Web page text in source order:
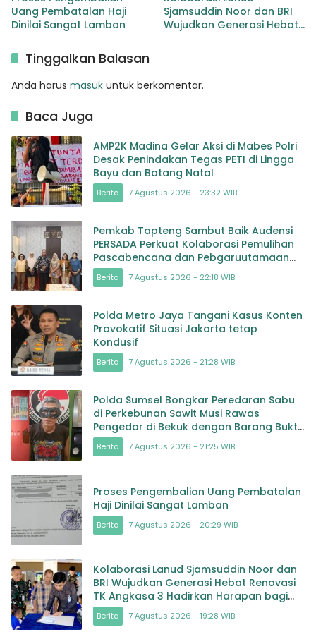
Uang Pembatalan Haji
Dinilai Sangat Lamban
Sjamsuddin Noor dan BRI
Wujudkan Generasi Hebat
Tinggalkan Balasan
Anda harus masuk untuk berkomentar.
Baca Juga
AMP2K Madina Gelar Aksi di Mabes Polri
Desak Penindakan Tegas PETI di Lingga
Bayu dan Batang Natal
Berita 7 Agustus 2026 - 23:32 WIB
Pemkab Tapteng Sambut Baik Audensi
PERSADA Perkuat Kolaborasi Pemulihan
Pascabencana dan Pebgaruutamaan
Inklusi
Berita 7 Agustus 2026 - 22:18 WIB
Polda Metro Jaya Tangani Kasus Konten
Provokatif Situasi Jakarta tetap
Kondusif
Berita 7 Agustus 2026 - 21:28 WIB
Polda Sumsel Bongkar Peredaran Sabu
di Perkebunan Sawit Musi Rawas
Pengedar di Bekuk dengan Barang Bukti
Sabu dan Timbangan
Berita 7 Agustus 2026 - 21:25 WIB
Proses Pengembalian Uang Pembatalan
Haji Dinilai Sangat Lamban
Berita 7 Agustus 2026 - 20:29 WIB
Kolaborasi Lanud Sjamsuddin Noor dan
BRI Wujudkan Generasi Hebat Renovasi
TK Angkasa 3 Hadirkan Harapan bagi
masa depan Bangsa
Berita 7 Agustus 2026 - 19:28 WIB